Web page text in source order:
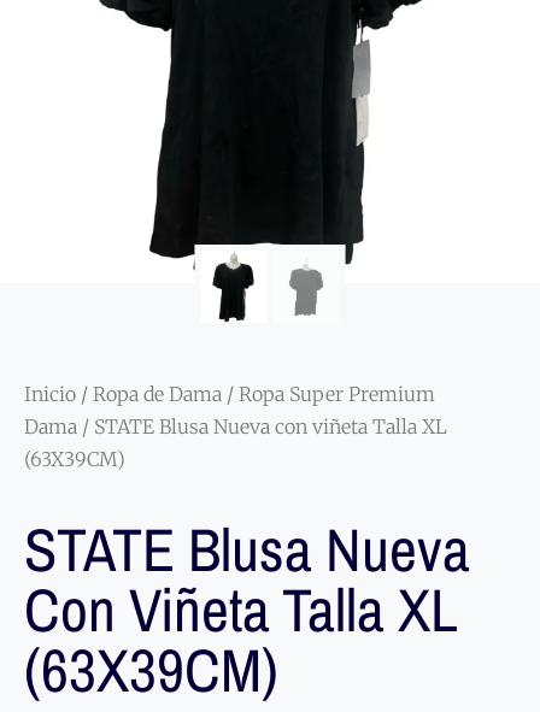
Inicio / Ropa de Dama / Ropa Super Premium
Dama / STATE Blusa Nueva con viñeta Talla XL
(63X39CM)
STATE Blusa Nueva
Con Viñeta Talla XL
(63X39CM)